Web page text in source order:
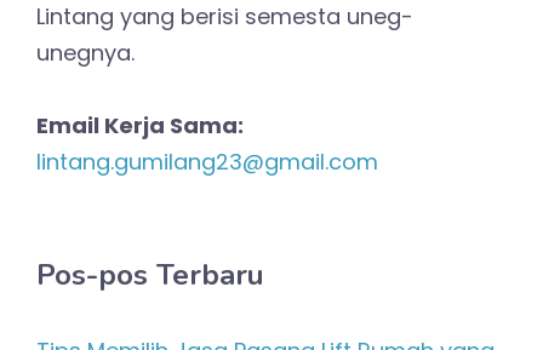
Lintang yang berisi semesta uneg-
unegnya.
Email Kerja Sama:
lintang.gumilang23@gmail.com
Pos-pos Terbaru